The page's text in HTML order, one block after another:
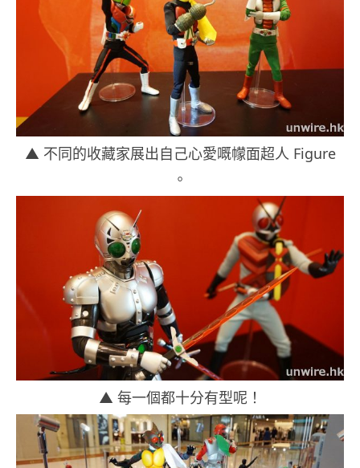
▲ 不同的收藏家展出自己心愛嘅幪面超人 Figure
。
▲ 每一個都十分有型呢！